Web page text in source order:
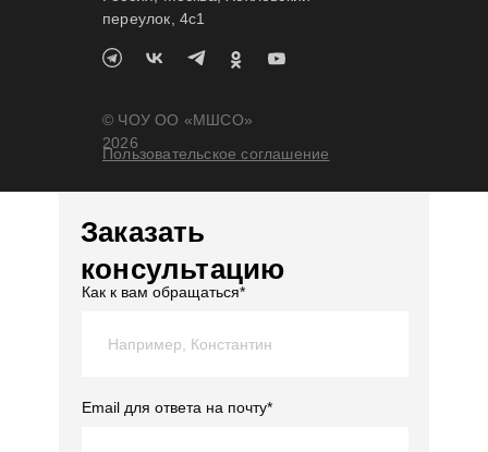
переулок, 4c1
© ЧОУ ОО «МШСО»
2026
Пользовательское соглашение
Заказать
консультацию
Как к вам обращаться*
Email для ответа на почту*